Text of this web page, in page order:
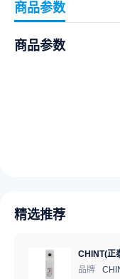
商品参数
商品参数
精选推荐
品牌